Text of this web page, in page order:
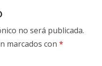
no será publicada.
marcados con *